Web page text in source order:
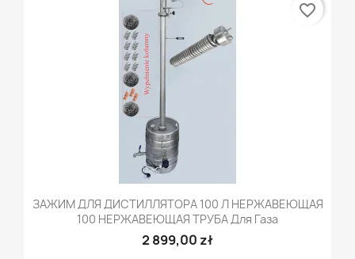
ЗАЖИМ ДЛЯ ДИСТИЛЛЯТОРА 100 Л НЕРЖАВЕЮЩАЯ
100 НЕРЖАВЕЮЩАЯ ТРУБА Для Газа
2 899,00 zł
favorite_border